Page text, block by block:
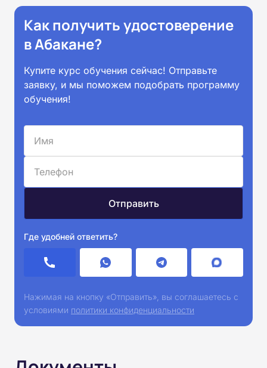
Как получить удостоверение
в Абакане?
Купите курс обучения сейчас! Отправьте
заявку, и мы поможем подобрать программу
обучения!
Где удобней ответить?
Нажимая на кнопку «Отправить», вы соглашаетесь с
условиями политики конфиденциальности